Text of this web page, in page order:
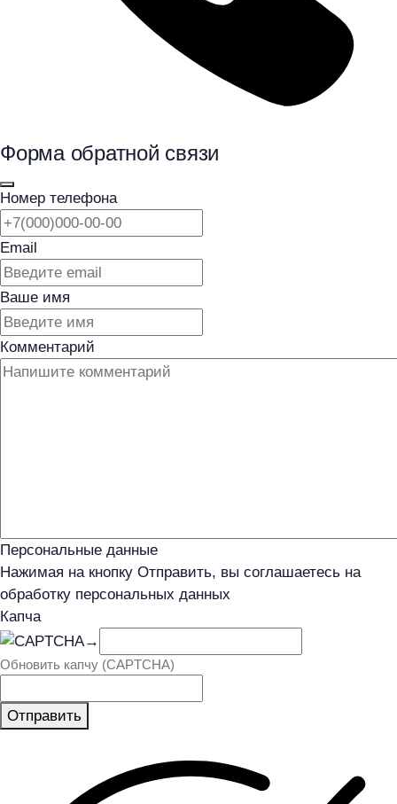
Форма обратной связи
Номер телефона
Email
Ваше имя
Комментарий
Персональные данные
Нажимая на кнопку Отправить, вы соглашаетесь на
обработку персональных данных
Капча
→
Обновить капчу (CAPTCHA)
Отправить